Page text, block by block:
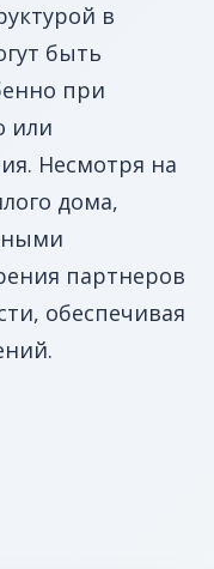
в
быть
при
или
Несмотря на
дома,
партнеров
обеспечивая